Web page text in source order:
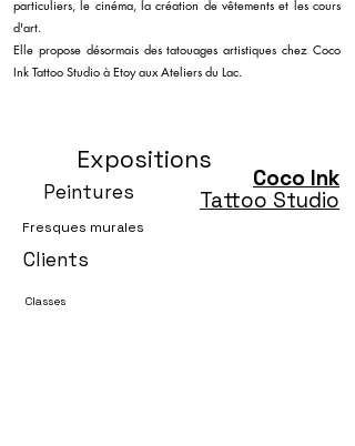
particuliers, le cinéma, la création de vêtements et les cours
d'art.
Elle propose désormais des tatouages artistiques chez Coco
Ink Tattoo Studio à Etoy aux Ateliers du Lac.
Expositions
Peintures
Coco Ink
Tattoo Studio
Fresques murales
Classes
Clients